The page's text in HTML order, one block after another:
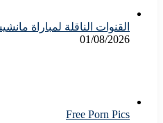
القنوات الناقلة لمباراة
01/08/2026
Free Porn Pics